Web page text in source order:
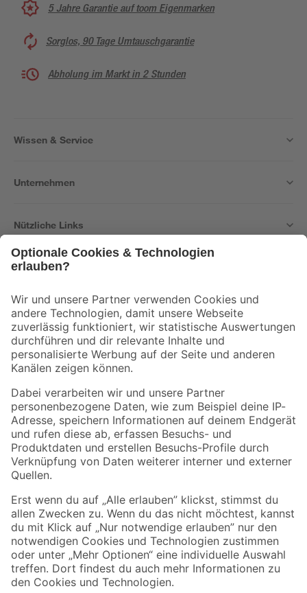
5 Jahre Garantie auf toom Eigenmarken
Sorglos, 90 Tage Umtauschgarantie
Abholung im Markt in 2 Stunden
Wissen & Service
Unternehmen
Nützliche Links
Der toom Newsletter: Keine Angebote und Aktionen mehr verpassen!
Zur Newsletter Anmeldung
Folge uns
Zahlungsarten Versandarten
Sicher einkaufen
Jetzt die toom-App herunterladen